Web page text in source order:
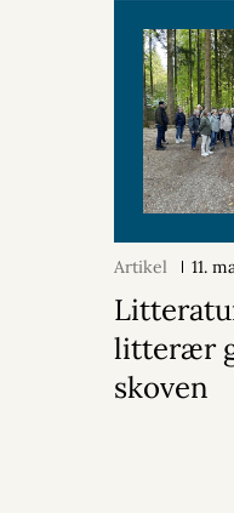
Artikel 11.
litterær
skoven